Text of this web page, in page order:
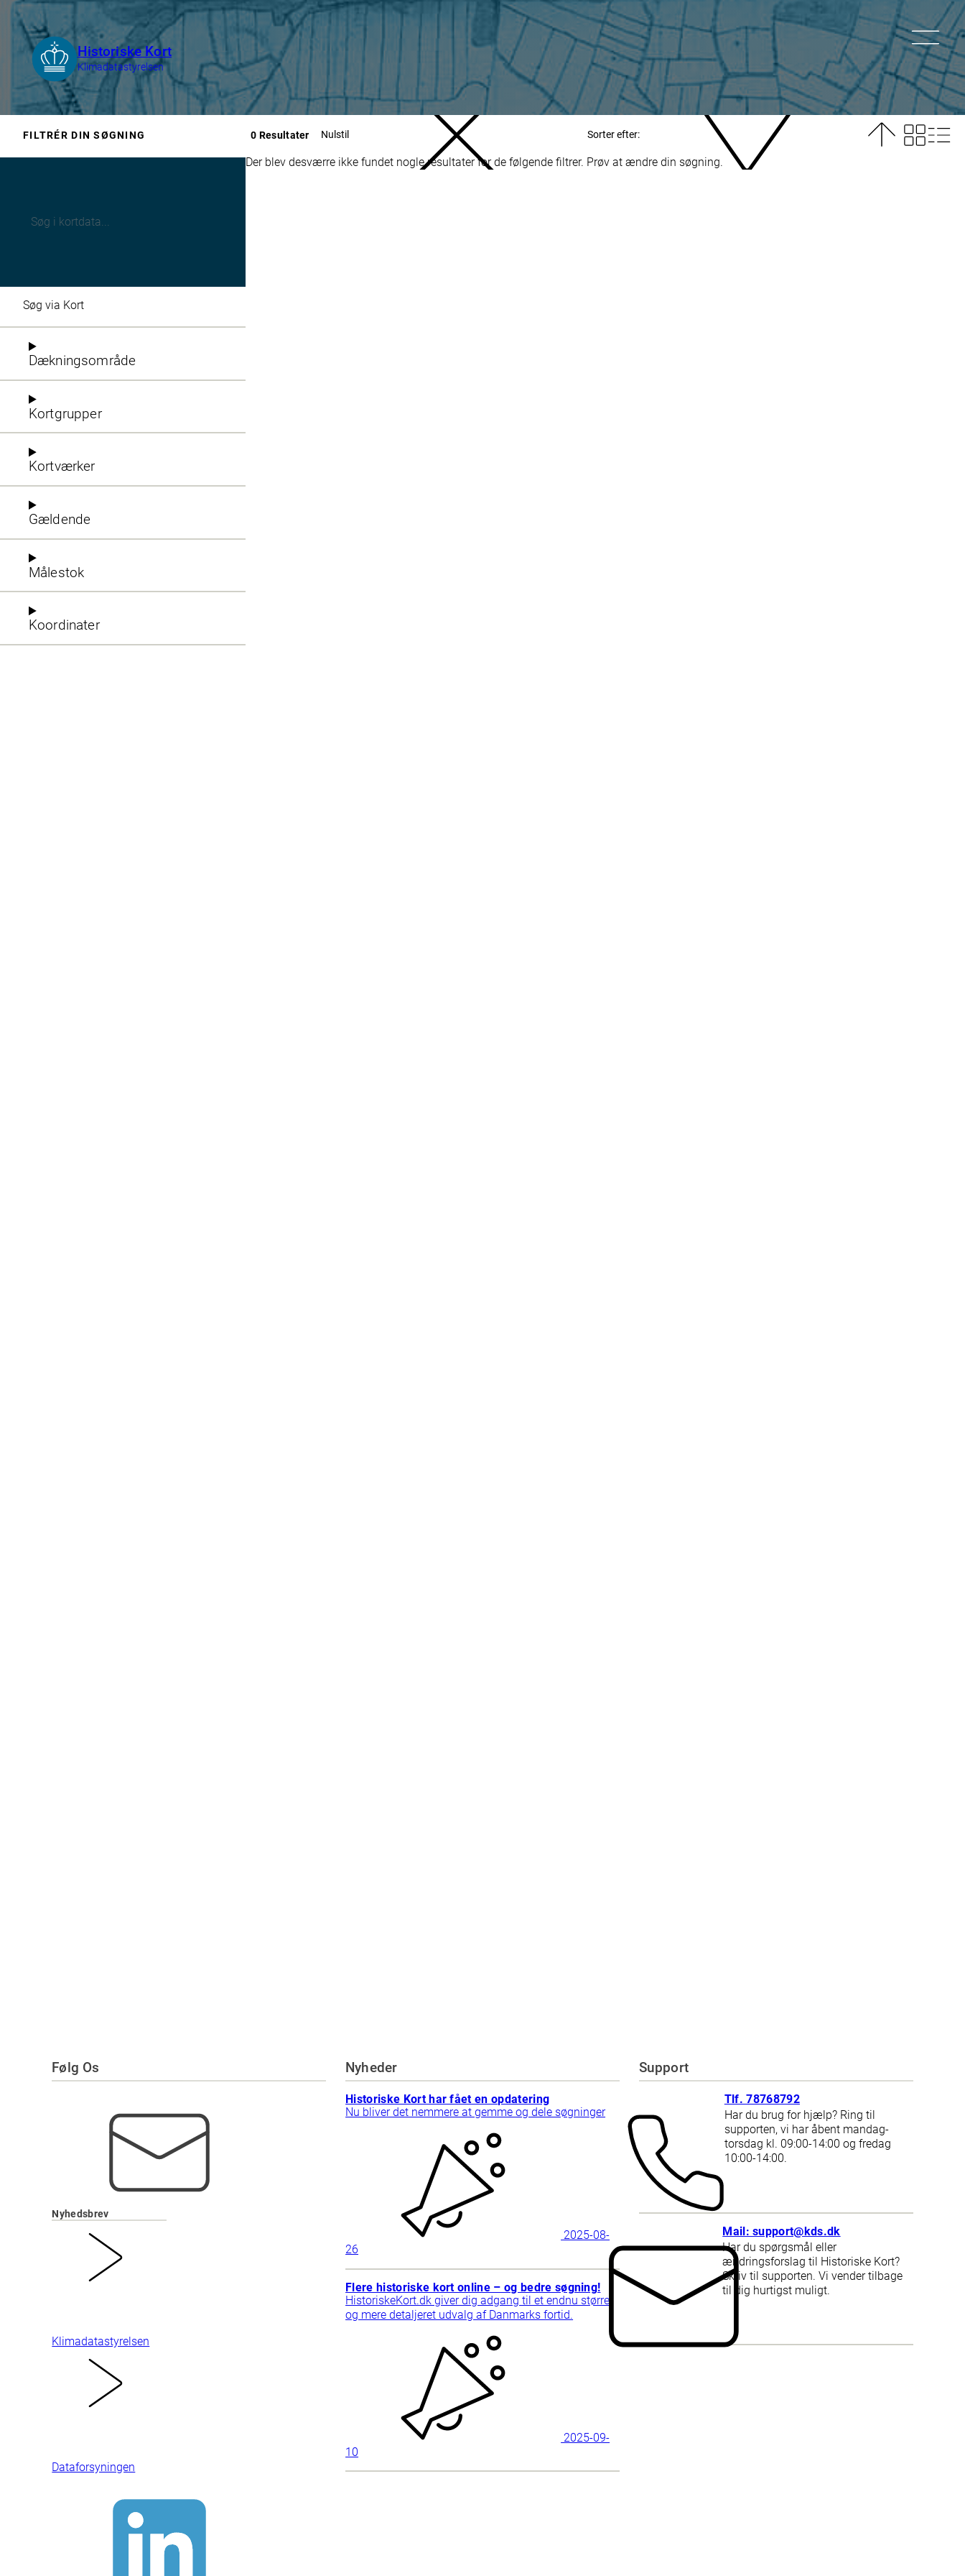
FILTRÉR DIN SØGNING
Søg via Kort
Dækningsområde
Kortgrupper
Kortværker
Gældende
Målestok
Koordinater
0 Resultater Nulstil Sorter efter:
Der blev desværre ikke fundet nogle resultater for de følgende filtrer. Prøv at ændre din søgning.
Følg Os
Nyhedsbrev
Klimadatastyrelsen
Dataforsyningen
Nyheder
Historiske Kort har fået en opdatering
Nu bliver det nemmere at gemme og dele søgninger
2025-08-
26
Flere historiske kort online – og bedre søgning!
HistoriskeKort.dk giver dig adgang til et endnu større
og mere detaljeret udvalg af Danmarks fortid.
2025-09-
10
Support
Tlf. 78768792
Har du brug for hjælp? Ring til
supporten, vi har åbent mandag-
torsdag kl. 09:00-14:00 og fredag
10:00-14:00.
Mail: support@kds.dk
Har du spørgsmål eller
ændringsforslag til Historiske Kort?
Skriv til supporten. Vi vender tilbage
til dig hurtigst muligt.